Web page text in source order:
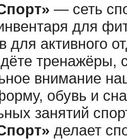
— сеть
для
для активного
тренажёры,
внимание
обувь и
занятий
делает